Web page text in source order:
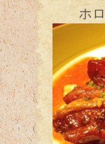
ホロ